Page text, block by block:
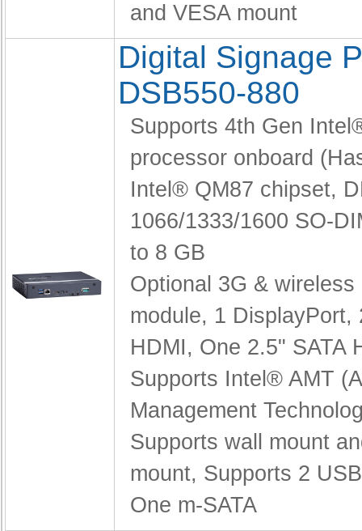
and VESA mount
Digital Signage
DSB550-880
Supports 4th Gen
processor onboard
Intel® QM87 chipset,
1066/1333/1600 SO-
to 8 GB
Optional 3G & wireless
module, 1 DisplayPort,
HDMI, One 2.5" SATA
Supports Intel® AMT
Management
Supports wall mount
mount, Supports 2
One m-SATA